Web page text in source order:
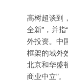
高树超谈到
全新”，并
外投资。中
框架的域外
北京和华盛
商业中立”。